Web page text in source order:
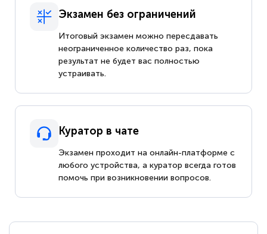
Экзамен без ограничений
Итоговый экзамен можно пересдавать
неограниченное количество раз, пока
результат не будет вас полностью
устраивать.
Куратор в чате
Экзамен проходит на онлайн-платформе с
любого устройства, а куратор всегда готов
помочь при возникновении вопросов.